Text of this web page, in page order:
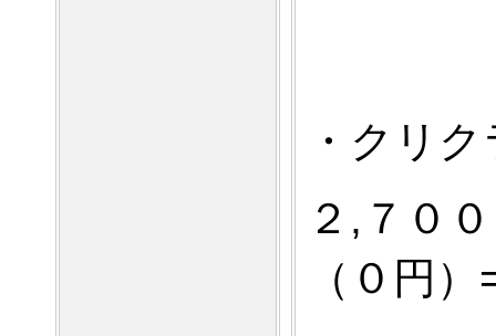
・クリク
２,７０
（０円